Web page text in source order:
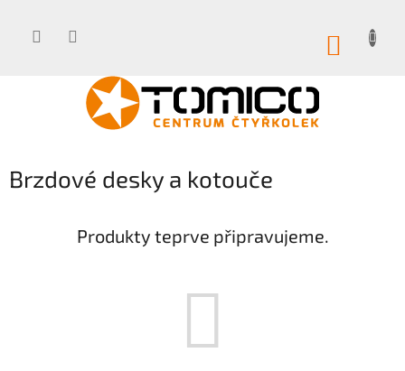
Brzdové desky a kotouče
Produkty teprve připravujeme.